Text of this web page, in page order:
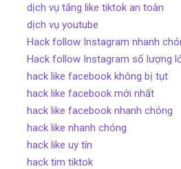
dịch vụ tăng like tiktok an toàn
dịch vụ youtube
Hack follow Instagram nhanh
Hack follow Instagram số lượng
hack like facebook không bị tụt
hack like facebook mới nhất
hack like facebook nhanh chóng
hack like nhanh chóng
hack like uy tín
hack tim tiktok